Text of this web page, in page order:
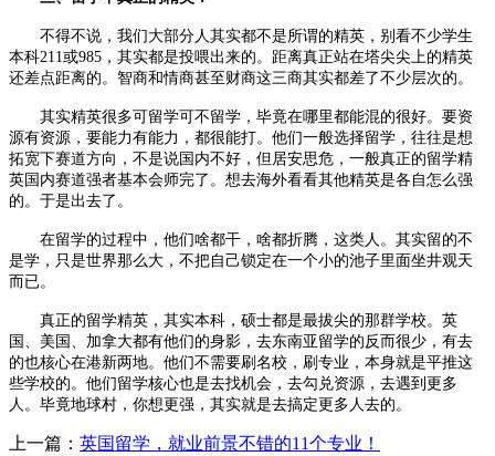
不得不说，我们大部分人其实都不是所谓的精英，别看不少学生
本科211或985，其实都是投喂出来的。距离真正站在塔尖尖上的精英
还差点距离的。智商和情商甚至财商这三商其实都差了不少层次的。
其实精英很多可留学可不留学，毕竟在哪里都能混的很好。要资
源有资源，要能力有能力，都很能打。他们一般选择留学，往往是想
拓宽下赛道方向，不是说国内不好，但居安思危，一般真正的留学精
英国内赛道强者基本会师完了。想去海外看看其他精英是各自怎么强
的。于是出去了。
在留学的过程中，他们啥都干，啥都折腾，这类人。其实留的不
是学，只是世界那么大，不把自己锁定在一个小的池子里面坐井观天
而已。
真正的留学精英，其实本科，硕士都是最拔尖的那群学校。英
国、美国、加拿大都有他们的身影，去东南亚留学的反而很少，有去
的也核心在港新两地。他们不需要刷名校，刷专业，本身就是平推这
些学校的。他们留学核心也是去找机会，去勾兑资源，去遇到更多
人。毕竟地球村，你想更强，其实就是去搞定更多人去的。
上一篇： 英国留学，就业前景不错的11个专业！